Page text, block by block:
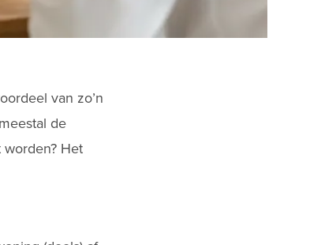
van zo’n
de
Het